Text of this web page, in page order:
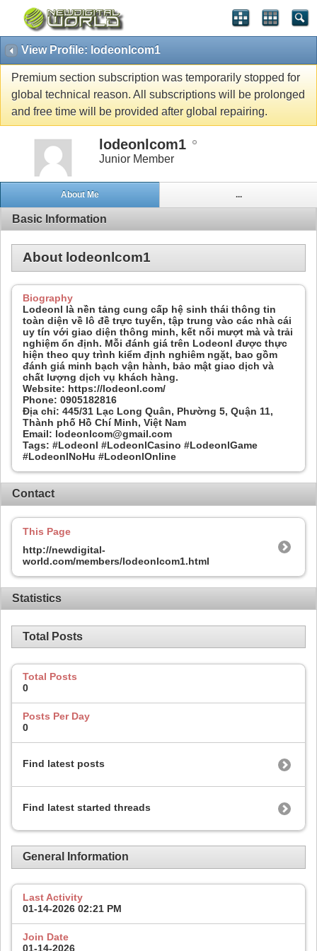
View Profile: lodeonlcom1
Premium section subscription was temporarily stopped for
global technical reason. All subscriptions will be prolonged
and free time will be provided after global repairing.
lodeonlcom1
Junior Member
About Me ...
Basic Information
About lodeonlcom1
Biography
Lodeonl là nền tảng cung cấp hệ sinh thái thông tin
toàn diện về lô đề trực tuyến, tập trung vào các nhà cái
uy tín với giao diện thông minh, kết nối mượt mà và trải
nghiệm ổn định. Mỗi đánh giá trên Lodeonl được thực
hiện theo quy trình kiểm định nghiêm ngặt, bao gồm
đánh giá minh bạch vận hành, bảo mật giao dịch và
chất lượng dịch vụ khách hàng.
Website: https://lodeonl.com/
Phone: 0905182816
Địa chỉ: 445/31 Lạc Long Quân, Phường 5, Quận 11,
Thành phố Hồ Chí Minh, Việt Nam
Email: lodeonlcom@gmail.com
Tags: #Lodeonl #LodeonlCasino #LodeonlGame
#LodeonlNoHu #LodeonlOnline
Contact
This Page
http://newdigital-
world.com/members/lodeonlcom1.html
Statistics
Total Posts
Total Posts
0
Posts Per Day
0
Find latest posts
Find latest started threads
General Information
Last Activity
01-14-2026 02:21 PM
Join Date
01-14-2026